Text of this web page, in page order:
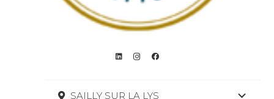
SAILLY SUR LA LYS